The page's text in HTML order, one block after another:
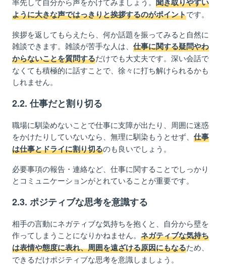
ように大きな声ではっきりと挨拶するのがポイントです。
挨拶を返してもらえたら、 何か話題を振ってみると自然に
雑談できます。雑談が苦手な人は、 仕事に関する疑問やわ
からないことを質問するだけでも大丈夫です。深い会話で
なくても積極的に話すことで、徐々に打ち解けられるかも
しれません。
2.2. 仕事だと割り切る
職場に馴染めないことで仕事に支障が出たり、 周囲に迷惑
をかけたりしていないなら、無理に馴染もうとせず、 仕事
は仕事とドライに割り切るのも良いでしょう。
必要事項の報告・連絡など 、仕事に関することでしっかり
とコミュニケーションがとれていることが重要です。
2.3. ポジティブな思考を意識する
相手の言動にネガティブな気持ちを抱くと、自分から壁を
作ってしまうことになりかねません。 ネガティブな気持ち
は表情や態度に表れ、周囲を遠ざける原因にもなるため、
できるだけポジティブな思考を意識しましょう。